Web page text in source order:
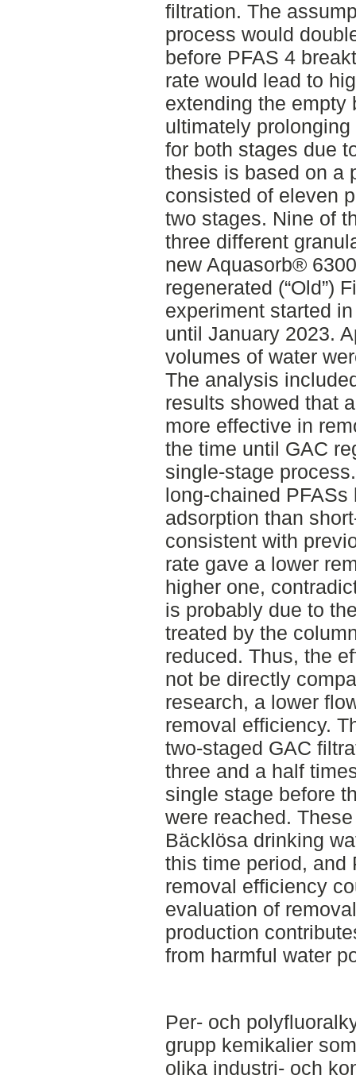
filtration. The
process would
before PFAS 4
rate would lead to
extending the empty
ultimately
for both stages due
thesis is based on a
consisted of eleven
two stages. Nine of
three different
new Aquasorb®
regenerated (“Old”)
experiment started
until January 2023.
volumes of water
The analysis
results showed that
more effective in
the time until GAC
single-stage
long-chained
adsorption than
consistent with
rate gave a lower
higher one,
is probably due to
treated by the
reduced. Thus, the
not be directly
research, a lower
removal efficiency.
two-staged GAC
three and a half
single stage before
were reached.
Bäcklösa drinking
this time period, and
removal efficiency
evaluation of
production
from harmful water
Per- och
grupp kemikalier
olika industri- och